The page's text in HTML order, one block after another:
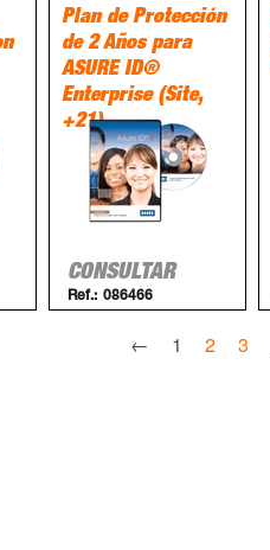
Plan de Protección
de 2 Años para
ASURE ID®
Enterprise (Site,
+21)
CONSULTAR
Ref.: 086466
← 1 2 3